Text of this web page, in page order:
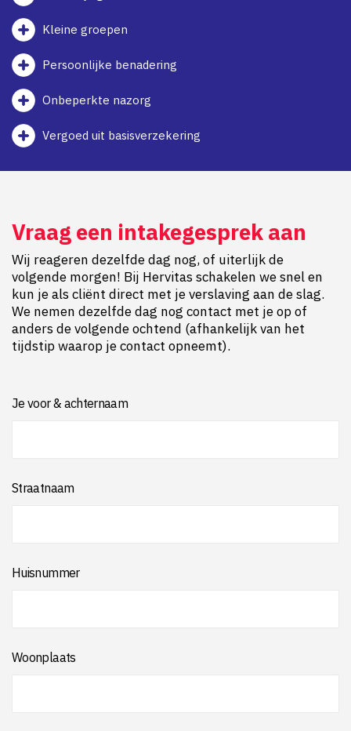
Kleine groepen
Persoonlijke benadering
Onbeperkte nazorg
Vergoed uit basisverzekering
Vraag een intakegesprek aan
Wij reageren dezelfde dag nog, of uiterlijk de
volgende morgen! Bij Hervitas schakelen we snel en
kun je als cliënt direct met je verslaving aan de slag.
We nemen dezelfde dag nog contact met je op of
anders de volgende ochtend (afhankelijk van het
tijdstip waarop je contact opneemt).
Je voor & achternaam
Straatnaam
Huisnummer
Woonplaats